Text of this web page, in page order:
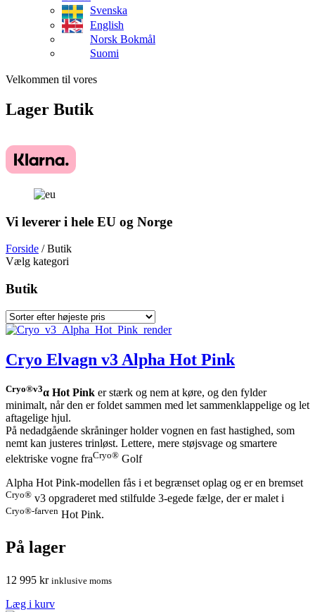
Svenska
English
Norsk Bokmål
Suomi
Velkommen til vores
Lager Butik
Vi leverer i hele EU og Norge
Forside / Butik
Vælg kategori
Butik
Cryo Elvagn v3 Alpha Hot Pink
Cryo®v3α Hot Pink er stærk og nem at køre, og den fylder
minimalt, når den er foldet sammen med let sammenklappelige og let
aftagelige hjul.
På nedadgående skråninger holder vognen en fast hastighed, som
nemt kan justeres trinløst. Lettere, mere støjsvage og smartere
elektriske vogne fraCryo® Golf
Alpha Hot Pink-modellen fås i et begrænset oplag og er en bremset
Cryo® v3 opgraderet med stilfulde 3-egede fælge, der er malet i
Cryo®-farven Hot Pink.
På lager
12 995 kr inklusive moms
Læg i kurv